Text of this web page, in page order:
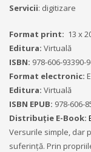
Servicii: digitizare
Format print: 13 x
Editura: Virtuală
ISBN: 978-606-93390-
Format electronic:
Editura: Virtuală
ISBN EPUB: 978-606-
Distribuție E-Book:
Versurile simple, dar
suferință. Prin